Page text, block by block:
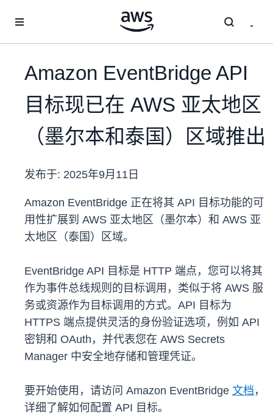
Amazon EventBridge API
目标现已在 AWS 亚太地区
（墨尔本和泰国）区域推出
发布于: 2025年9月11日
Amazon EventBridge 正在将其 API 目标功能的可
用性扩展到 AWS 亚太地区（墨尔本）和 AWS 亚
太地区（泰国）区域。
EventBridge API 目标是 HTTP 端点，您可以将其
作为事件总线规则的目标调用，类似于将 AWS 服
务或资源作为目标调用的方式。API 目标为
HTTPS 端点提供灵活的身份验证选项，例如 API
密钥和 OAuth，并代表您在 AWS Secrets
Manager 中安全地存储和管理凭证。
要开始使用，请访问 Amazon EventBridge 文档 ，
详细了解如何配置 API 目标。